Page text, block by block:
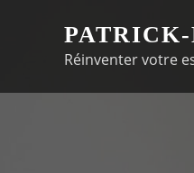
Réinventer votre